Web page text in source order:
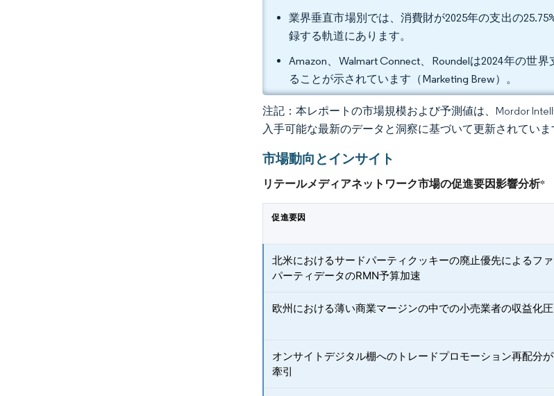
業界垂直市場別では、消費財が2025年の支出の
録する軌道にあります。
Amazon、Walmart Connect、Roundelは2024年の世
ることが示されています（Marketing Brew）。
注記：本レポートの市場規模および予測値は、Mordor
入手可能な最新のデータと洞察に基づいて更新されていま
市場動向とインサイト
リテールメディアネットワーク市場の促進要因影響分析*
促進要因
北米におけるサードパーティクッキーの廃止優先によるフ
パーティデータのRMN予算加速
欧州における薄い商業マージンの中での小売業者の収益化
オンサイトデジタル棚へのトレードプロモーション再配分
牽引